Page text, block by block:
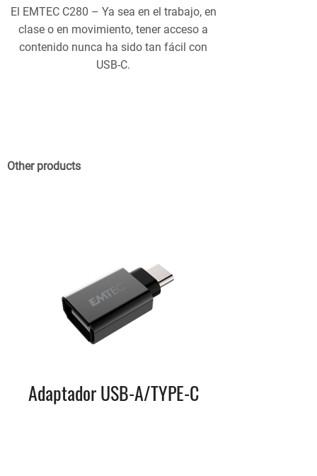
El EMTEC C280 – Ya sea en el trabajo, en
clase o en movimiento, tener acceso a
contenido nunca ha sido tan fácil con
USB-C.
Other products
Adaptador USB-A/TYPE-C